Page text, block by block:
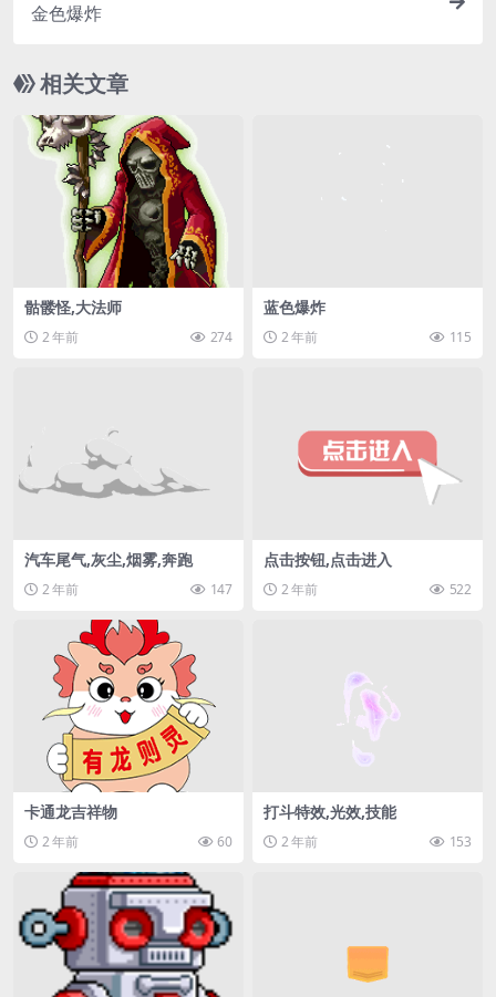
金色爆炸
相关文章
骷髅怪,大法师
2 年前 274
蓝色爆炸
2 年前 115
汽车尾气,灰尘,烟雾,奔跑
2 年前 147
点击按钮,点击进入
2 年前 522
卡通龙吉祥物
2 年前 60
打斗特效,光效,技能
2 年前 153